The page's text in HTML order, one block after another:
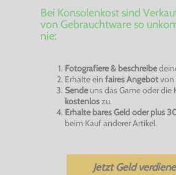
Bei Konsolenkost sind
von Gebrauchtware so
nie:
Fotografiere & beschreibe
Erhalte ein faires Angebotvon
Sendeuns das Game oder die
kostenloszu.
Erhalte bares Geld oder plus
beim Kauf anderer Artikel.
Jetzt Geld